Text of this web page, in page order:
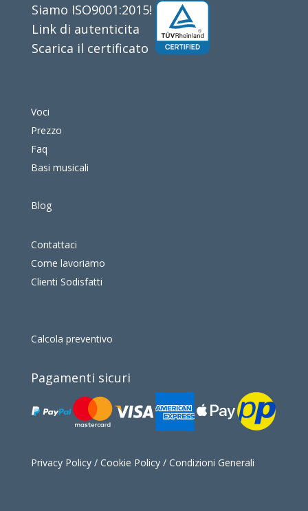
Siamo ISO9001:2015!
Link di autenticita
Scarica il certificato
Voci
Prezzo
Faq
Basi musicali
Blog
Contattaci
Come lavoriamo
Clienti Sodisfatti
Calcola preventivo
Pagamenti sicuri
Privacy Policy/ Cookie Policy/ Condizioni Generali